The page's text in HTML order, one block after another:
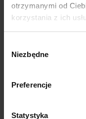
otrzymanymi od
korzystania z ich
zgody
Niezbędne
Preferencje
Statystyka
alternatywy dla
chcą nauczyć się
chcą łączyć
myślą o